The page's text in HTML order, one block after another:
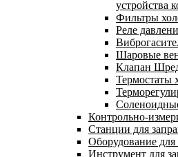
устройства
Фильтры
Реле
Шаровые
Клапан
Термостаты
Контрольно-
Станции для
Оборудование
Инструмент для